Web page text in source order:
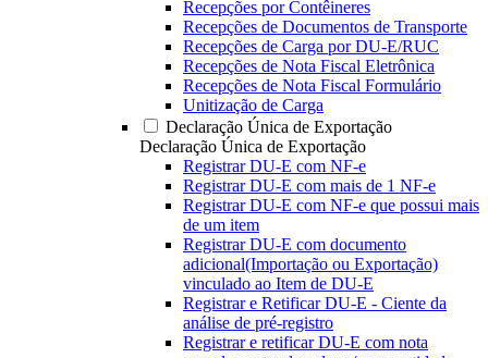
Recepções por Contêineres
Recepções de Documentos de Transporte
Recepções de Carga por DU-E/RUC
Recepções de Nota Fiscal Eletrônica
Recepções de Nota Fiscal Formulário
Unitização de Carga
Declaração Única de Exportação
Declaração Única de Exportação
Registrar DU-E com NF-e
Registrar DU-E com mais de 1 NF-e
Registrar DU-E com NF-e que possui mais
de um item
Registrar DU-E com documento
adicional(Importação ou Exportação)
vinculado ao Item de DU-E
Registrar e Retificar DU-E - Ciente da
análise de pré-registro
Registrar e retificar DU-E com nota